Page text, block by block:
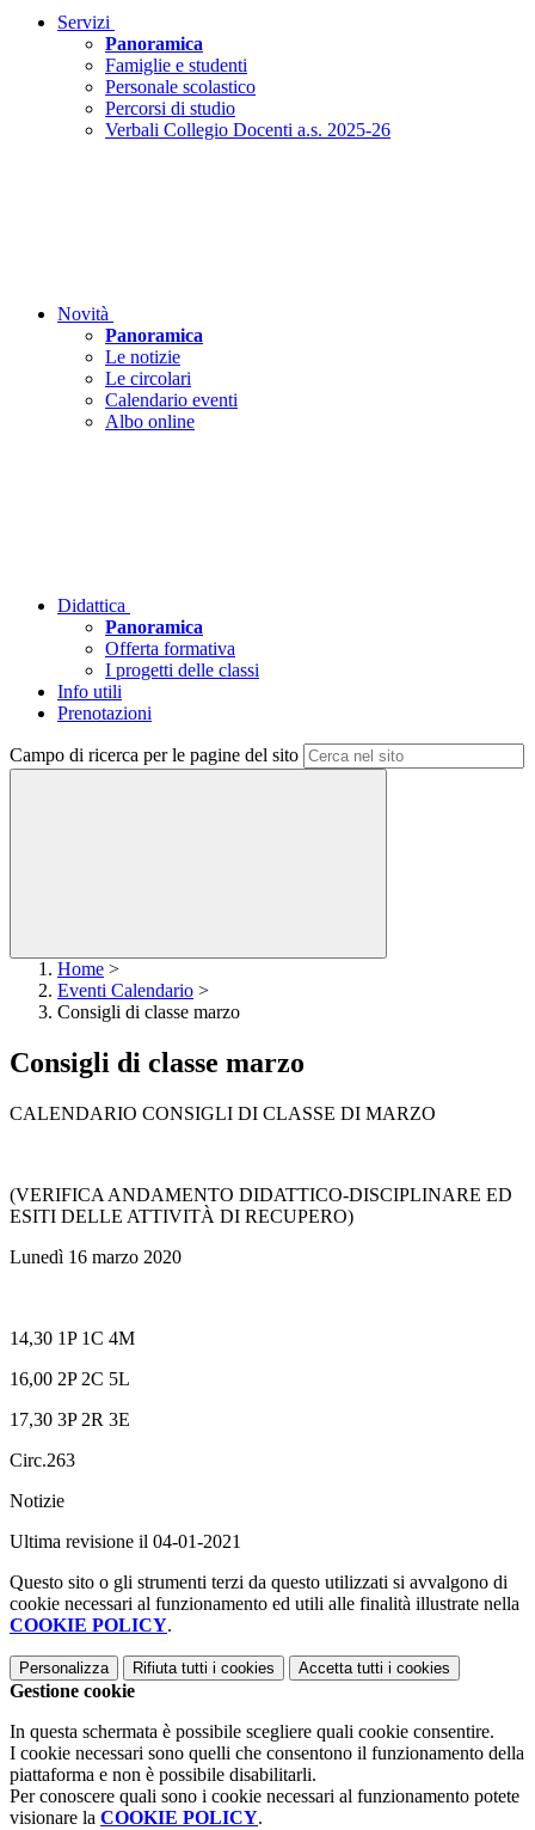
Servizi
Panoramica
Famiglie e studenti
Personale scolastico
Percorsi di studio
Verbali Collegio Docenti a.s. 2025-26
Novità
Panoramica
Le notizie
Le circolari
Calendario eventi
Albo online
Didattica
Panoramica
Offerta formativa
I progetti delle classi
Info utili
Prenotazioni
Campo di ricerca per le pagine del sito
Home >
Eventi Calendario >
Consigli di classe marzo
Consigli di classe marzo
CALENDARIO CONSIGLI DI CLASSE DI MARZO
(VERIFICA ANDAMENTO DIDATTICO-DISCIPLINARE ED
ESITI DELLE ATTIVITÀ DI RECUPERO)
Lunedì 16 marzo 2020
14,30 1P 1C 4M
16,00 2P 2C 5L
17,30 3P 2R 3E
Circ.263
Notizie
Ultima revisione il 04-01-2021
Questo sito o gli strumenti terzi da questo utilizzati si avvalgono di
cookie necessari al funzionamento ed utili alle finalità illustrate nella
COOKIE POLICY.
Personalizza Rifiuta tutti i cookies Accetta tutti i cookies
Gestione cookie
In questa schermata è possibile scegliere quali cookie consentire.
I cookie necessari sono quelli che consentono il funzionamento della
piattaforma e non è possibile disabilitarli.
Per conoscere quali sono i cookie necessari al funzionamento potete
visionare la COOKIE POLICY.